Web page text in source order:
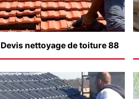
Devis nettoyage de toiture 88